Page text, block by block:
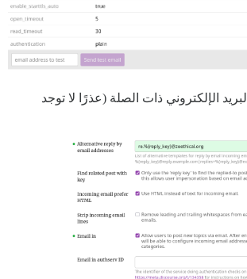
الإلكتروني ذات الصلة (عذرًا لا توجد